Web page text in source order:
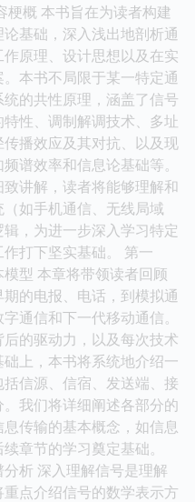
梗概 本书旨在为读者构建
基础，深入浅出地剖析通
原理、设计思想以及在实
本书不局限于某一特定通
的共性原理，涵盖了信号
性、调制解调技术、多址
播效应及其对抗、以及现
谱效率和信息论基础等。
讲解，读者将能够理解和
如手机通信、无线局域
，为进一步深入学习特定
打下坚实基础。 第一
型 本章将带领读者回顾
的电报、电话，到模拟通
通信和下一代移动通信。
的驱动力，以及每次技术
上，本书将系统地介绍一
信源、信宿、发送端、接
我们将详细阐述各部分的
传输的基本概念，如信息
章节的学习奠定基础。
析 深入理解信号是理解
点介绍信号的数学表示方